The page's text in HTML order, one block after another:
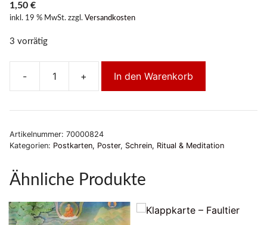
1,50 €
inkl. 19 % MwSt. zzgl. Versandkosten
3 vorrätig
-
S.H.Drinkung
Chetsang
Menge
+ In den Warenkorb
Artikelnummer: 70000824
Kategorien: Postkarten, Poster, Schrein, Ritual & Meditation
Ähnliche Produkte